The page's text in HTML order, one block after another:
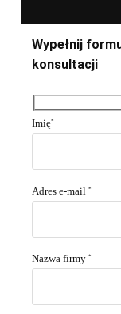
Wypełnij
konsultacji
Imię*
Adres e-mail*
Nazwa firmy*